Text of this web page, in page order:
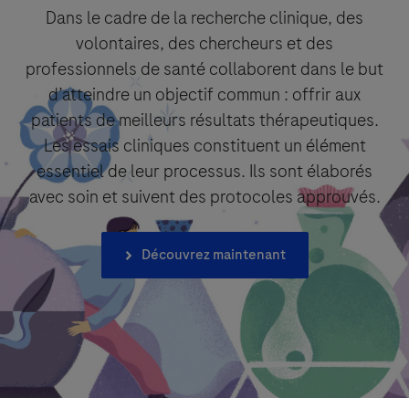
Dans le cadre de la recherche clinique, des
volontaires, des chercheurs et des
professionnels de santé collaborent dans le but
d’atteindre un objectif commun : offrir aux
patients de meilleurs résultats thérapeutiques.
Les essais cliniques constituent un élément
essentiel de leur processus. Ils sont élaborés
avec soin et suivent des protocoles approuvés.
Découvrez maintenant